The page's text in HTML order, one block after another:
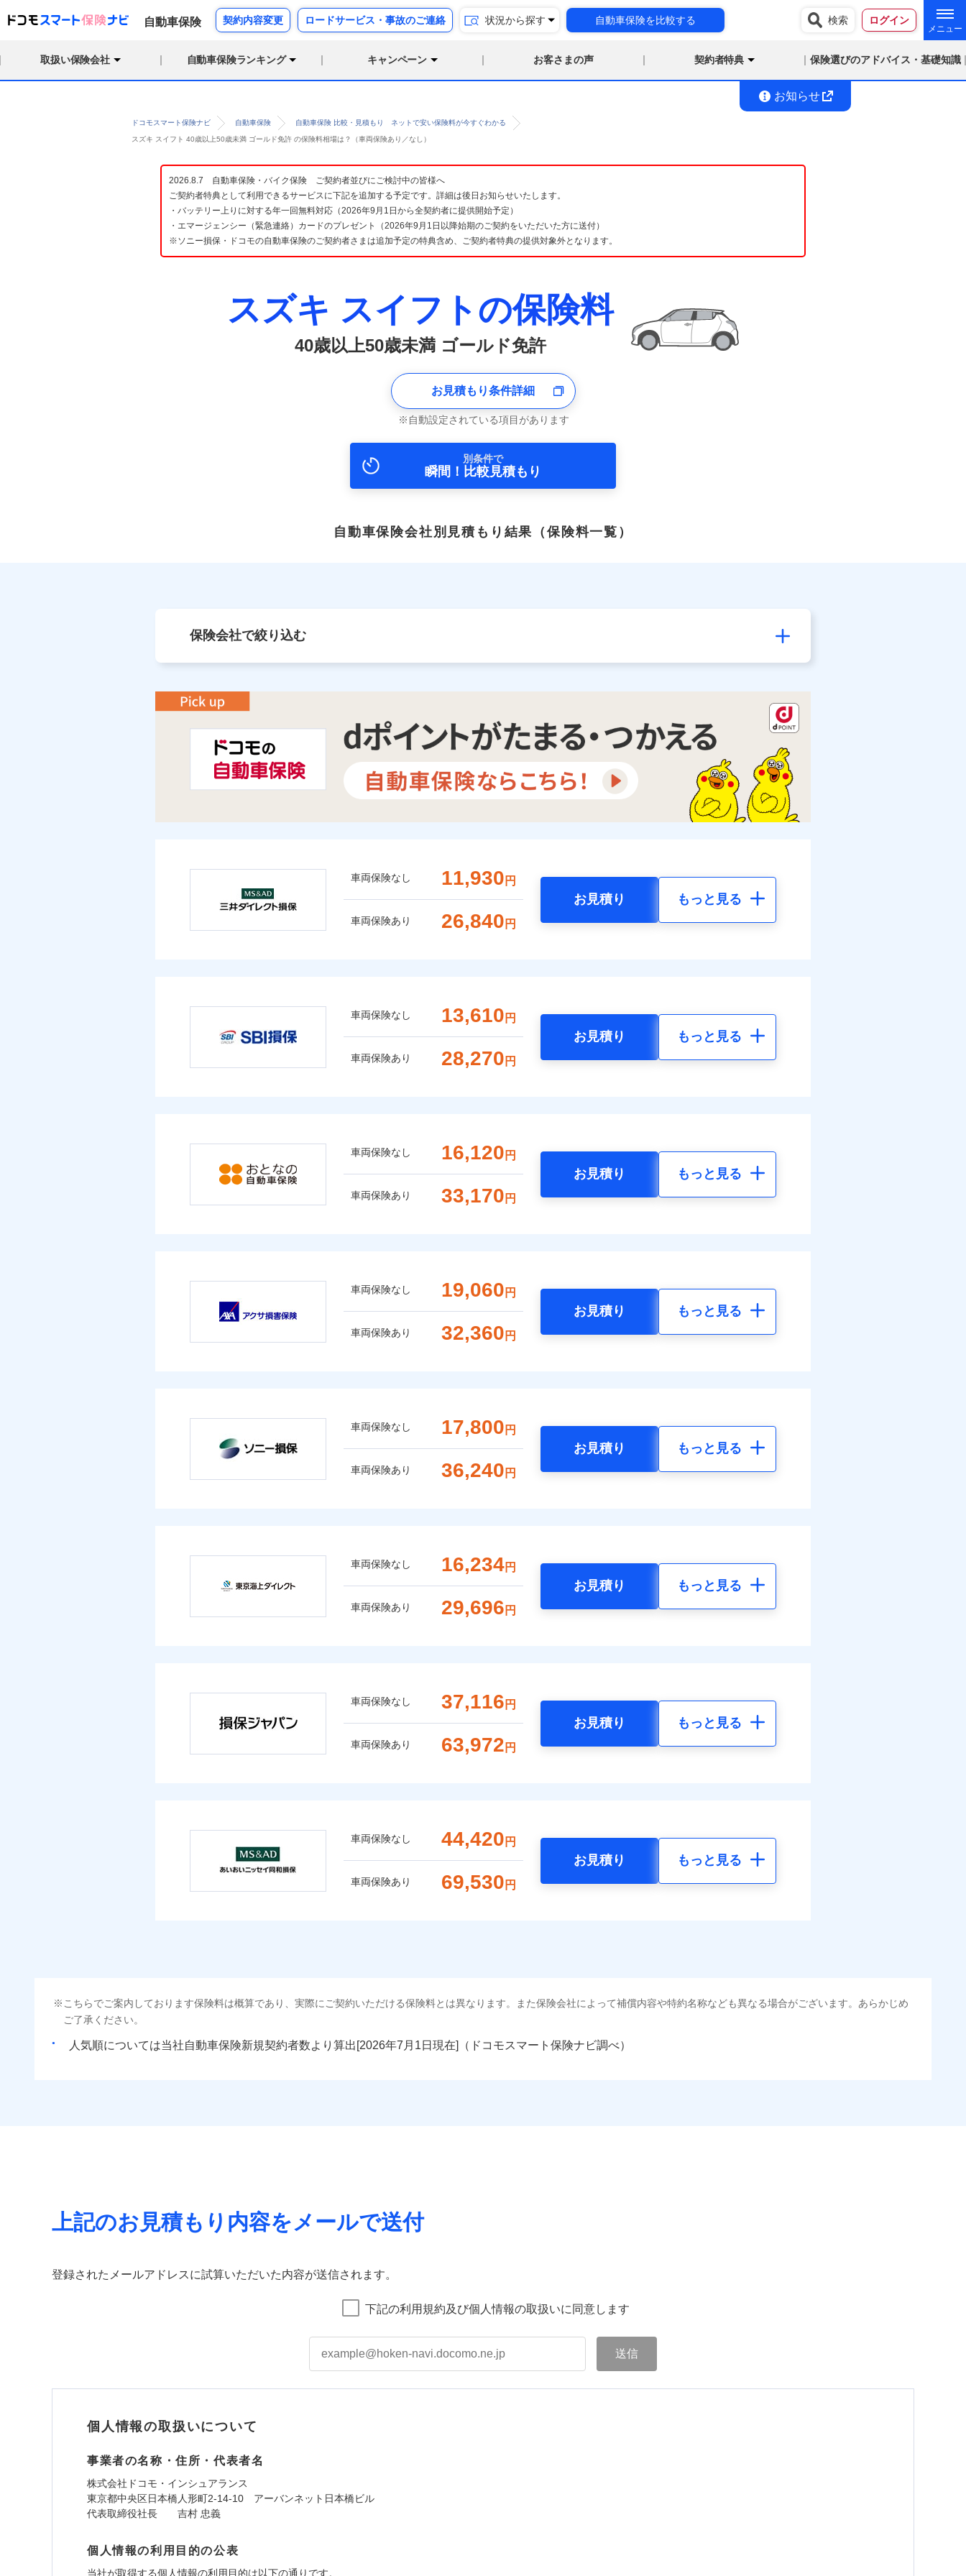
自動車保険 契約内容変更 ロードサービス・事故のご連絡 状況から探す 自動車保険を比較する 検索 ログイン
取扱い保険会社 自動車保険ランキング キャンペーン お客さまの声 契約者特典 保険選びのアドバイス・基礎知識
お知らせ
ドコモスマート保険ナビ 自動車保険 自動車保険 比較・見積もり ネットで安い保険料が今すぐわかる
スズキ スイフト 40歳以上50歳未満 ゴールド免許 の保険料相場は？（車両保険あり／なし）
2026.8.7 自動車保険・バイク保険 ご契約者並びにご検討中の皆様へ
ご契約者特典として利用できるサービスに下記を追加する予定です。詳細は後日お知らせいたします。
・バッテリー上りに対する年一回無料対応（2026年9月1日から全契約者に提供開始予定）
・エマージェンシー（緊急連絡）カードのプレゼント（2026年9月1日以降始期のご契約をいただいた方に送付）
※ソニー損保・ドコモの自動車保険のご契約者さまは追加予定の特典含め、ご契約者特典の提供対象外となります。
スズキ スイフトの保険料
40歳以上50歳未満 ゴールド免許
お見積もり条件詳細
自動設定されている項目があります
別条件で
瞬間！比較見積もり
自動車保険会社別見積もり結果 （保険料一覧）
保険会社で絞り込む
車両保険なし 11,930 円
車両保険あり 26,840 円
お見積り もっと見る
車両保険なし 13,610 円
車両保険あり 28,270 円
お見積り もっと見る
車両保険なし 16,120 円
車両保険あり 33,170 円
お見積り もっと見る
車両保険なし 19,060 円
車両保険あり 32,360 円
お見積り もっと見る
車両保険なし 17,800 円
車両保険あり 36,240 円
お見積り もっと見る
車両保険なし 16,234円
車両保険あり 29,696 円
お見積り もっと見る
車両保険なし 37,116 円
車両保険あり 63,972 円
お見積り もっと見る
車両保険なし 44,420 円
車両保険あり 69,530 円
お見積り もっと見る
こちらでご案内しております保険料は概算であり、実際にご契約いただける保険料とは異なります。また保険会社によって補償内容や特約名称なども異なる場合がございます。あらかじめ
ご了承ください。
人気順については当社 新規契約者数より算出[ 年 月 日現在]（ドコモスマート保険ナビ調べ）
上記のお見積もり内容をメールで送付
登録されたメールアドレスに試算いただいた内容が送信されます。
下記の利用規約及び個人情報の取扱いに同意します
個人情報の取扱いについて
事業者の名称・住所・代表者名
株式会社ドコモ・インシュアランス
東京都中央区日本橋人形町2-14-10 アーバンネット日本橋ビル
代表取締役社長 吉村 忠義
個人情報の利用目的の公表
当社が取得する個人情報の利用目的は以下の通りです。